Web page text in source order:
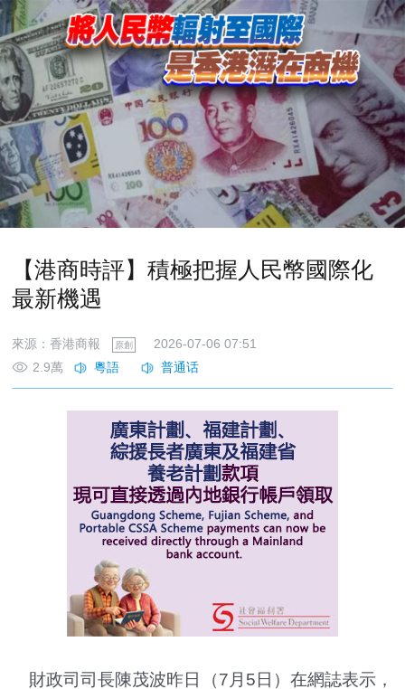
【港商時評】積極把握人民幣國際化
最新機遇
來源：香港商報 原創
2026-07-06 07:51
2.9萬
財政司司長陳茂波昨日（7月5日）在網誌表示，